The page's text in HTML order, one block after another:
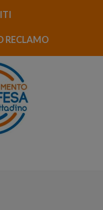
RECLAMO